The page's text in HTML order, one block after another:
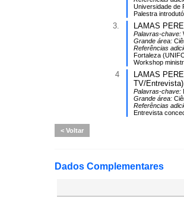
Universidade de
Palestra
3. LAMAS
Palavras-chave:
Grande área:
Referências
Fortaleza
Workshop
4
LAMAS
TV/
Palavras-chave:
Grande área:
Referências
Entrevista
Voltar
Dados Complementares